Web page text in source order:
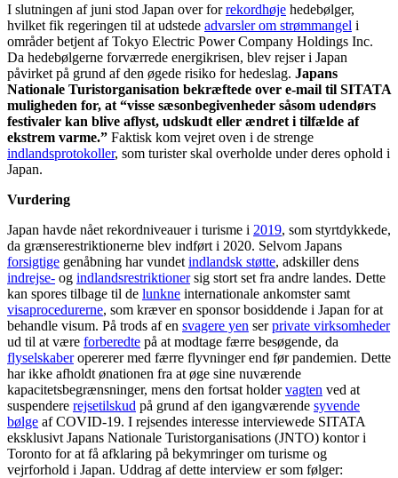
I slutningen af juni stod Japan over forrekordhøje hedebølger,
hvilket fik regeringen til at udstede advarsler om strømmangel i
områder betjent af Tokyo Electric Power Company Holdings Inc.
Da hedebølgerne forværrede energikrisen, blev rejser i Japan
påvirket på grund af den øgede risiko for hedeslag. Japans
Nationale Turistorganisation bekræftede over e-mail til SITATA
muligheden for, at “visse sæsonbegivenheder såsom udendørs
festivaler kan blive aflyst, udskudt eller ændret i tilfælde af
ekstrem varme.” Faktisk kom vejret oven i de strenge
indlandsprotokoller, som turister skal overholde under deres ophold i
Japan.
Vurdering
Japan havde nået rekordniveauer i turisme i 2019, som styrtdykkede,
da grænserestriktionerne blev indført i 2020. Selvom Japans
forsigtige genåbning har vundet indlandsk støtte, adskiller dens
indrejse- og indlandsrestriktionersig stort set fra andre landes. Dette
kan spores tilbage til de lunkne internationale ankomster samt
visaprocedurerne, som kræver en sponsor bosiddende i Japan for at
behandle visum. På trods af en svagere yen serprivate virksomheder
ud til at være forberedte på at modtage færre besøgende, da
flyselskaberopererer med færre flyvninger end før pandemien. Dette
har ikke afholdt ønationen fra at øge sine nuværende
kapacitetsbegrænsninger, mens den fortsat holdervagten ved at
suspendere rejsetilskud på grund af den igangværende syvende
bølge af COVID-19. I rejsendes interesse interviewede SITATA
eksklusivt Japans Nationale Turistorganisations (JNTO) kontor i
Toronto for at få afklaring på bekymringer om turisme og
vejrforhold i Japan. Uddrag af dette interview er som følger: